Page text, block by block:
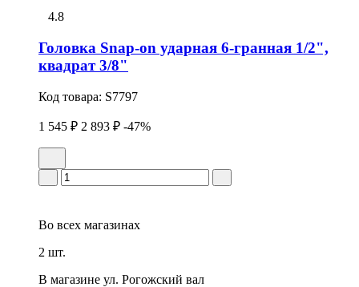
4.8
Головка Snap-on удаpная 6-гранная 1/2",
квадрат 3/8"
Код товара: S7797
1 545 ₽ 2 893 ₽ -47%
Во всех магазинах
2 шт.
В магазине ул. Рогожский вал